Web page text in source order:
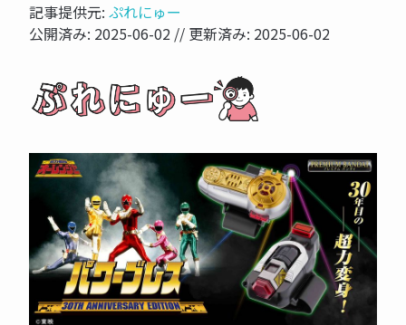
記事提供元: ぷれにゅー
公開済み: 2025-06-02 // 更新済み: 2025-06-02